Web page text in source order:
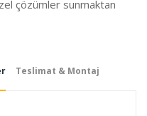
çözümler sunmaktan
Teslimat & Montaj